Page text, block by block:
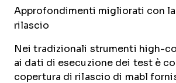
Approfondimenti migliorati con
rilascio
Nei tradizionali strumenti high-
ai dati di esecuzione dei test è
copertura di rilascio di mabl